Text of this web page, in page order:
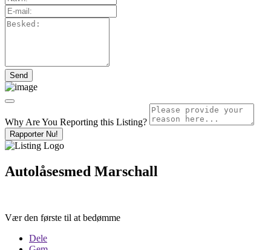
Why Are You Reporting this Listing?
Rapporter Nu!
Autolåsesmed Marschall
Vær den første til at bedømme
Dele